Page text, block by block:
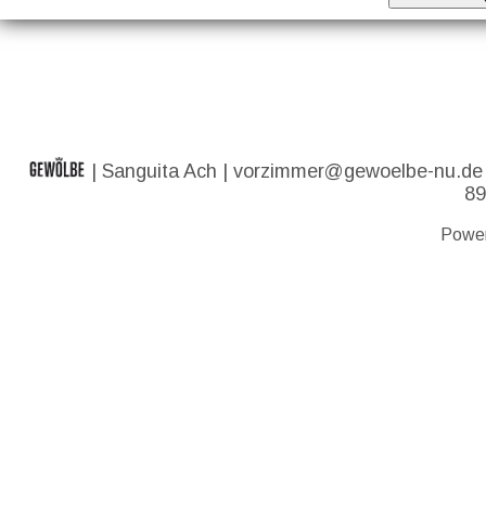
| Sanguita Ach | vorzimmer@gewoelbe-nu.de